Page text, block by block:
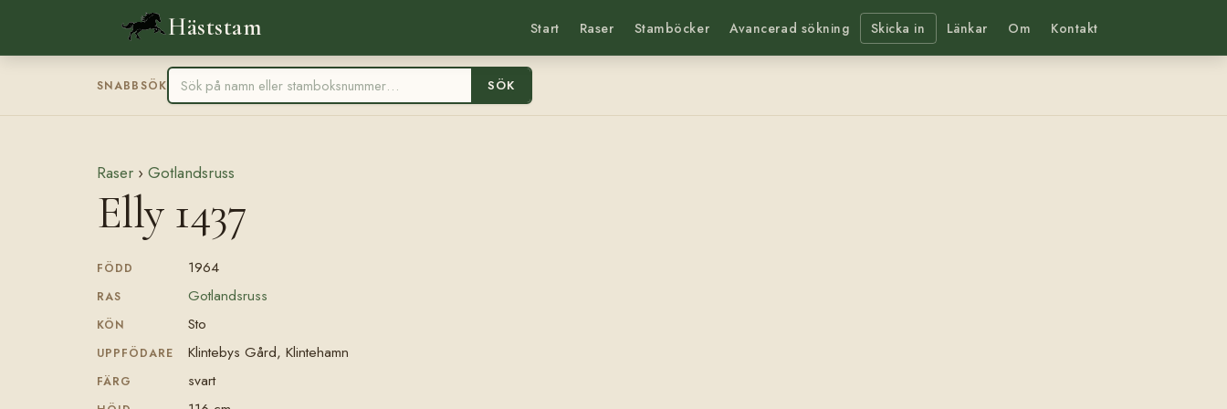
Häststam Start Raser Stamböcker Avancerad sökning Skicka in Länkar Om Kontakt
SNABBSÖK SÖK
Raser › Gotlandsruss
Elly 1437
FÖDD 1964
RAS Gotlandsruss
KÖN Sto
UPPFÖDARE Klintebys Gård, Klintehamn
FÄRG svart